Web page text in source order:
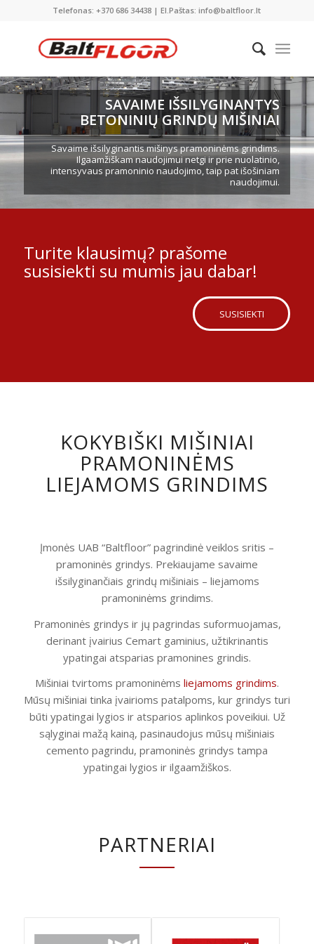
Telefonas: +370 686 34438 | El.Paštas: info@baltfloor.lt
SAVAIME IŠSILYGINANTYS
BETONINIŲ GRINDŲ MIŠINIAI
Savaime išsilyginantis mišinys pramoninėms grindims.
Ilgaamžiškam naudojimui netgi ir prie nuolatinio,
intensyvaus pramoninio naudojimo, taip pat išošiniam
naudojimui.
Turite klausimų? prašome
susisiekti su mumis jau dabar!
SUSISIEKTI
KOKYBIŠKI MIŠINIAI
PRAMONINĖMS
LIEJAMOMS GRINDIMS
Įmonės UAB “Baltfloor” pagrindinė veiklos sritis –
pramoninės grindys. Prekiaujame savaime
išsilyginančiais grindų mišiniais – liejamoms
pramoninėms grindims.
Pramoninės grindys ir jų pagrindas suformuojamas,
derinant įvairius Cemart gaminius, užtikrinantis
ypatingai atsparias pramonines grindis.
Mišiniai tvirtoms pramoninėms liejamoms grindims.
Mūsų mišiniai tinka įvairioms patalpoms, kur grindys turi
būti ypatingai lygios ir atsparios aplinkos poveikiui. Už
sąlyginai mažą kainą, pasinaudojus mūsų mišiniais
cemento pagrindu, pramoninės grindys tampa
ypatingai lygios ir ilgaamžiškos.
PARTNERIAI